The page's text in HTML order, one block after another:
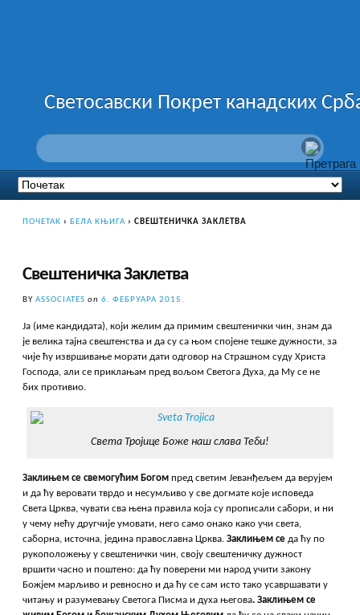
Светосавски Покрет канадских
ПОЧЕТАК › БЕЛА КЊИГА › СВЕШТЕНИЧКА ЗАКЛЕТВА
Свештеничка Заклетва
BYASSOCIATES on 6. ФЕБРУАРА 2015.
Ја (име кандидата), који желим да примим свештенички чин, знам да
је велика тајна свештенства и да су са њом спојене тешке дужности, за
чије ћу извршивање морати дати одговор на Страшном суду Христа
Господа, али се приклањам пред вољом Светога Духа, да Му се не
бих противио.
Света Тројице Боже наш слава Теби!
Заклињем се свемогућим Богом пред светим Јеванђељем да верујем
и да ћу веровати тврдо и несумљиво у све догмате које исповеда
Света Црква, чувати сва њена правила која су прописали сабори, и ни
у чему нећу другчије умовати, него само онако како учи света,
саборна, источна, једина православна Црква.Заклињем се да ћу по
рукоположењу у свештенички чин, своју свештеничку дужност
вршити часно и поштено: да ћу поверени ми народ учити закону
Божјем марљиво и ревносно и да ћу се сам исто тако усавршавати у
читању и разумевању Светога Писма и духа његова. Заклињем се